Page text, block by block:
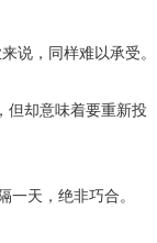
说，同样难以承受。
但却意味着要重新投
天，绝非巧合。